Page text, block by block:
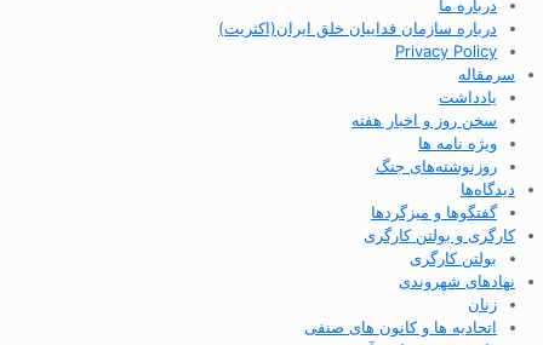
درباره ما
درباره سازمان فداییان خلق ایران(اکثریت)
Privacy Policy
سرمقاله
یادداشت
سخن روز و اخبار هفته
ویژه نامه ها
روزنوشته‌های جنگ
دیدگاه‌ها
گفتگوها و میزگردها
کارگری و بولتن کارگری
بولتن کارگری
نهادهای شهروندی
زنان
اتحادیه ها و کانون های صنفی